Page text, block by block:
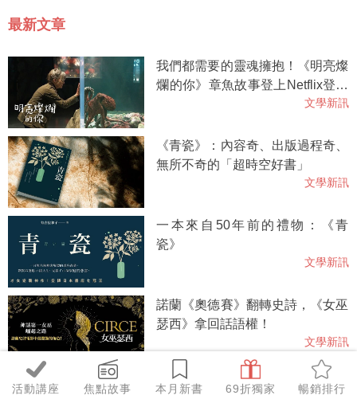
活動講座 焦點故事 本月新書 69折獨家 暢銷排行
最新文章
我們都需要的靈魂擁抱！《明亮燦
爛的你》章魚故事登上Netflix登上
文學新訊
《青瓷》：內容奇、出版過程奇、
無所不奇的「超時空好書」
文學新訊
一本來自50年前的禮物：《青
瓷》
文學新訊
諾蘭《奧德賽》翻轉史詩，《女巫
瑟西》拿回話語權！
文學新訊
我捍衛的唯一善良風俗是閱讀。